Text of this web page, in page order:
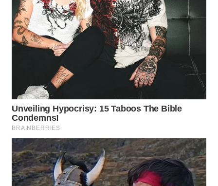
FORJASIDA
TAMBANG
NEWS
NEWS
SIDIKALANG
NEWS
SIBARAGAS
NEWS